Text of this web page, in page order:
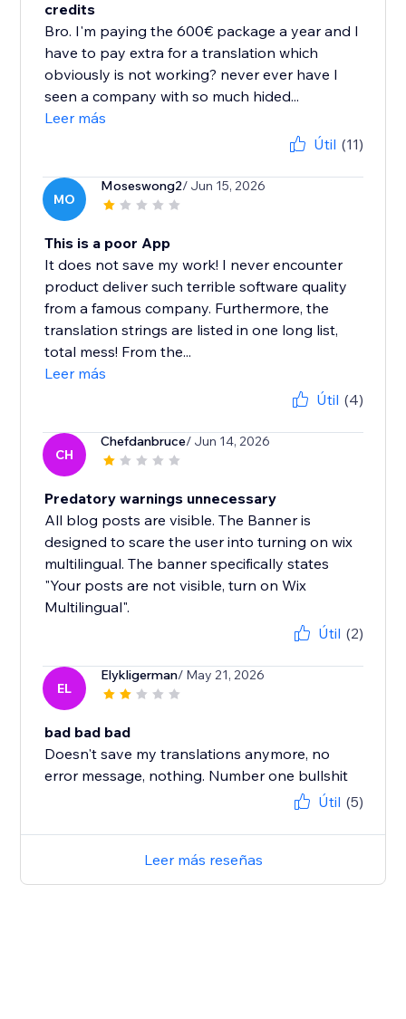
credits
Bro. I'm paying the 600€ package a year and I
have to pay extra for a translation which
obviously is not working? never ever have I
seen a company with so much hided...
Leer más
Útil (11)
MO
Moseswong2/ Jun 15, 2026
This is a poor App
It does not save my work! I never encounter
product deliver such terrible software quality
from a famous company. Furthermore, the
translation strings are listed in one long list,
total mess! From the...
Leer más
Útil (4)
CH
Chefdanbruce/ Jun 14, 2026
Predatory warnings unnecessary
All blog posts are visible. The Banner is
designed to scare the user into turning on wix
multilingual. The banner specifically states
"Your posts are not visible, turn on Wix
Multilingual".
Útil (2)
EL
Elykligerman/ May 21, 2026
bad bad bad
Doesn't save my translations anymore, no
error message, nothing. Number one bullshit
Útil (5)
Leer más reseñas